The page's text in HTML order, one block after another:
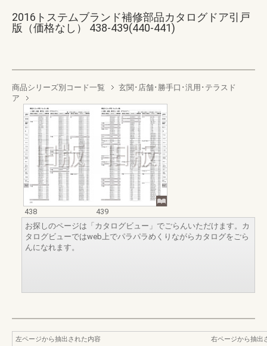
2016トステムブランド補修部品カタログドア引戸
版（価格なし） 438-439(440-441)
商品シリーズ別コード一覧
玄関･店舗･勝手口･汎用･テラスド
ア
438
439
お探しのページは「カタログビュー」でごらんいただけます。カ
タログビューではweb上でパラパラめくりながらカタログをごら
んになれます。
左ページから抽出された内容
右ページから抽出